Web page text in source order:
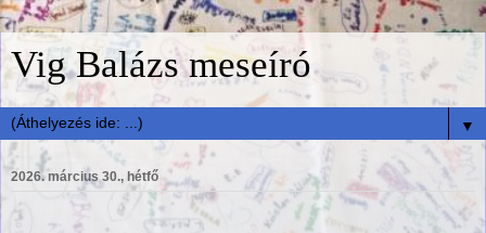
Vig Balázs meseíró
▼
2026. március 30., hétfő